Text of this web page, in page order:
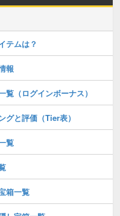
テムは？
報
覧（ログインボーナス）
グと評価（Tier表）
覧
箱一覧